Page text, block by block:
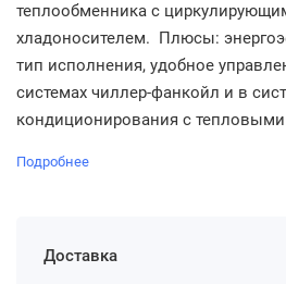
теплообменника с
хладоносителем. Плюсы:
тип исполнения, удобное
системах чиллер-фанкойл и в
кондиционирования с
Подробнее
Доставка